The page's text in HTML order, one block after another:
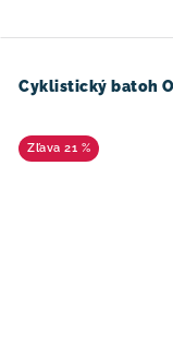
Cyklistický batoh
21 %